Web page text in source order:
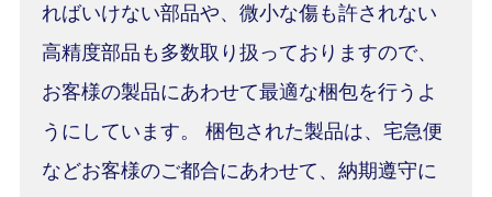
ればいけない部品や、微小な傷も許されない
高精度部品も多数取り扱っておりますので、
お客様の製品にあわせて最適な梱包を行うよ
うにしています。 梱包された製品は、宅急便
などお客様のご都合にあわせて、納期遵守に